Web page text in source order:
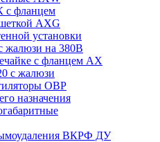
с фланцем
AXG
установки
жалюзи на 380В
с фланцем AX
с жалюзи
ОВР
назначения
ВКРФ ДУ